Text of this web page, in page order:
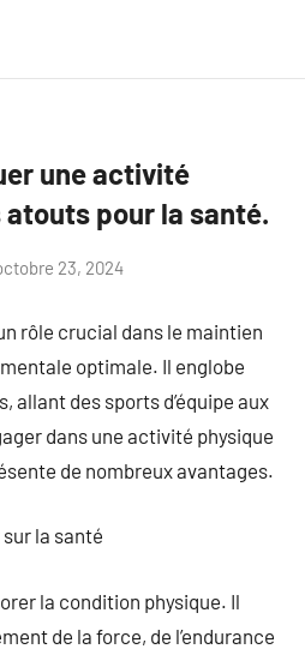
une activité
atouts pour la santé.
23, 2024
rôle crucial dans le maintien
optimale. Il englobe
allant des sports d’équipe aux
dans une activité physique
de nombreux avantages.
la santé
la condition physique. Il
de la force, de l’endurance